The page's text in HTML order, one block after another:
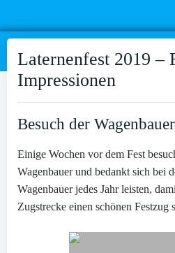
Laternenfest 2019 –
Impressionen
Besuch der Wagenbauer
Einige Wochen vor dem Fest
Wagenbauer und bedankt sich bei
Wagenbauer jedes Jahr leisten,
Zugstrecke einen schönen Festzug